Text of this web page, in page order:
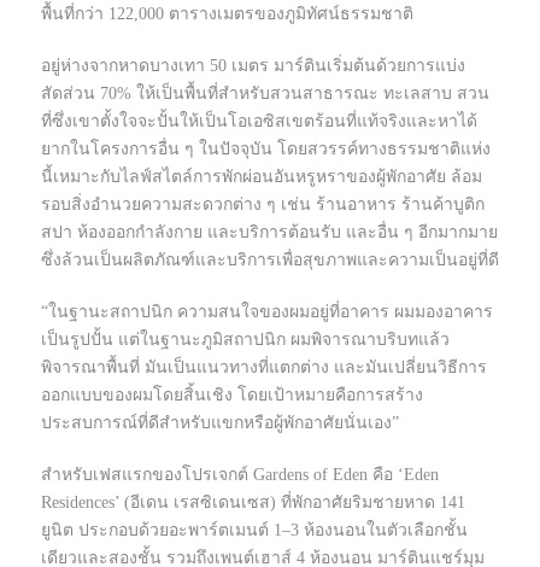
พื้นที่กว่า 122,000 ตารางเมตรของภูมิทัศน์ธรรมชาติ
อยู่ห่างจากหาดบางเทา 50 เมตร มาร์ตินเริ่มต้นด้วยการแบ่ง
สัดส่วน 70% ให้เป็นพื้นที่สำหรับสวนสาธารณะ ทะเลสาบ สวน
ที่ซึ่งเขาตั้งใจจะปั้นให้เป็นโอเอซิสเขตร้อนที่แท้จริงและหาได้
ยากในโครงการอื่น ๆ ในปัจจุบัน โดยสวรรค์ทางธรรมชาติแห่ง
นี้เหมาะกับไลฟ์สไตล์การพักผ่อนอันหรูหราของผู้พักอาศัย ล้อม
รอบสิ่งอำนวยความสะดวกต่าง ๆ เช่น ร้านอาหาร ร้านค้าบูติก
สปา ห้องออกกำลังกาย และบริการต้อนรับ และอื่น ๆ อีกมากมาย
ซึ่งล้วนเป็นผลิตภัณฑ์และบริการเพื่อสุขภาพและความเป็นอยู่ที่ดี
“ในฐานะสถาปนิก ความสนใจของผมอยู่ที่อาคาร ผมมองอาคาร
เป็นรูปปั้น แต่ในฐานะภูมิสถาปนิก ผมพิจารณาบริบทแล้ว
พิจารณาพื้นที่ มันเป็นแนวทางที่แตกต่าง และมันเปลี่ยนวิธีการ
ออกแบบของผมโดยสิ้นเชิง โดยเป้าหมายคือการสร้าง
ประสบการณ์ที่ดีสำหรับแขกหรือผู้พักอาศัยนั่นเอง”
สำหรับเฟสแรกของโปรเจกต์ Gardens of Eden คือ ‘Eden
Residences’ (อีเดน เรสซิเดนเซส) ที่พักอาศัยริมชายหาด 141
ยูนิต ประกอบด้วยอะพาร์ตเมนต์ 1–3 ห้องนอนในตัวเลือกชั้น
เดียวและสองชั้น รวมถึงเพนต์เฮาส์ 4 ห้องนอน มาร์ตินแชร์มุม